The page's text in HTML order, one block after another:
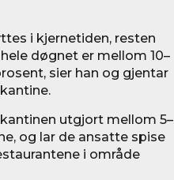
i kjernetiden, resten
døgnet er mellom 10–
sier han og gjentar
utgjort mellom 5–
og lar de ansatte spise
i område